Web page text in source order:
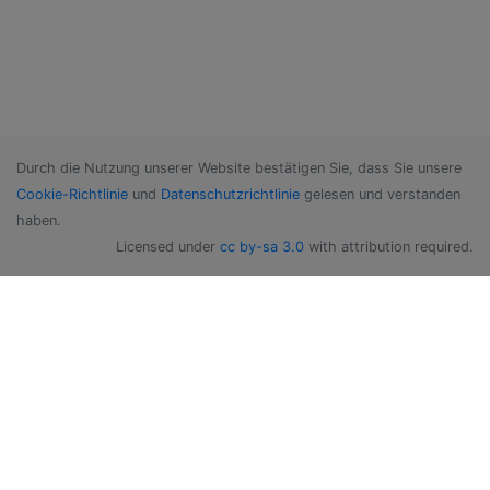
Durch die Nutzung unserer Website bestätigen Sie, dass Sie unsere
Cookie-Richtlinie und Datenschutzrichtlinie gelesen und verstanden
haben.
Licensed under cc by-sa 3.0 with attribution required.